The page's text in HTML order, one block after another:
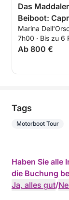
Das
Beiboot:
Budelli von
Marina
7h00 · Bis zu 6
Ab 800 €
Tags
Motorboot Tour
Haben Sie alle
die Buchung
Ja, alles gut/